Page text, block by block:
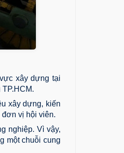
xây dựng tại
xây dựng, kiến
vị hội viên.
nghiệp. Vì vậy,
một chuỗi cung